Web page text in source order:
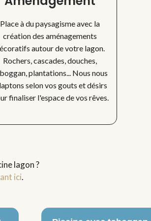
Place à du paysagisme avec la
création des aménagements
autour de votre lagon.
Rochers, cascades, douches,
plantations... Nous nous
selon vos gouts et désirs
finaliser l'espace de vos rêves.
lagon ?
ici.